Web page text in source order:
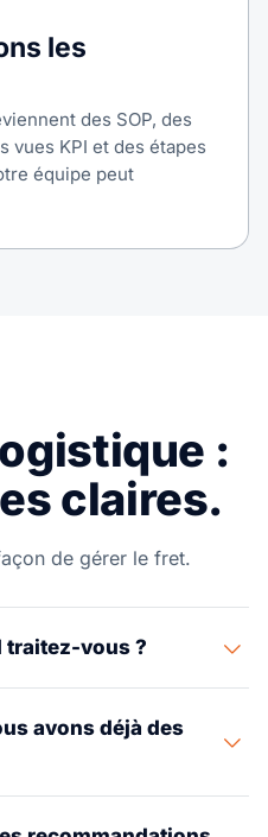
les
des SOP, des
vues KPI et des étapes
équipe peut
:
claires.
de gérer le fret.
traitez-vous ?
conception de KPI,
des coûts de fret.
avons déjà des